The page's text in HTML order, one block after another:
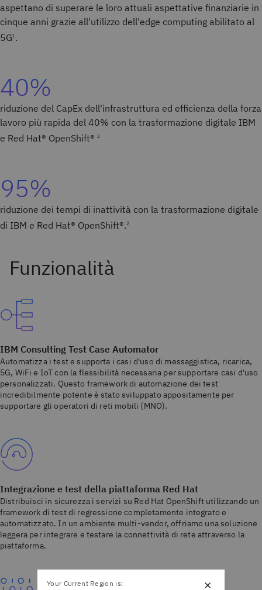
aspettano di superare le loro attuali aspettative finanziarie in
cinque anni grazie all'utilizzo dell'edge computing abilitato al
5G1 .
40%
riduzione del CapEx dell'infrastruttura ed efficienza della forza
lavoro più rapida del 40% con la trasformazione digitale IBM
e Red Hat® OpenShift® 2
95%
riduzione dei tempi di inattività con la trasformazione digitale
di IBM e Red Hat® OpenShift®.2
IBM Consulting Test Case Automator
Automatizza i test e supporta i casi d'uso di messaggistica, ricarica,
5G, WiFi e IoT con la flessibilità necessaria per supportare casi d'uso
personalizzati. Questo framework di automazione dei test
incredibilmente potente è stato sviluppato appositamente per
supportare gli operatori di reti mobili (MNO).
Integrazione e test della piattaforma Red Hat
Distribuisci in sicurezza i servizi su Red Hat OpenShift utilizzando un
framework di test di regressione completamente integrato e
automatizzato. In un ambiente multi-vendor, offriamo una soluzione
leggera per integrare e testare la connettività di rete attraverso la
piattaforma.
×
Your Current Region is: